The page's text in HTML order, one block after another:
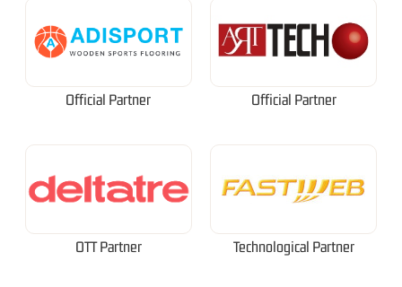
Official Partner Official Partner
OTT Partner Technological Partner